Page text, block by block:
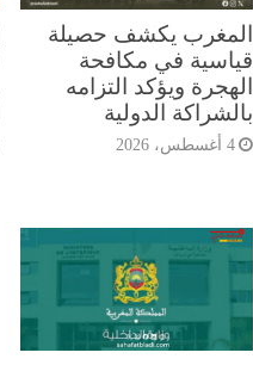
المغرب يكشف حصيلة
قياسية في مكافحة
الهجرة ويؤكد التزامه
بالشراكة الدولية
4 أغسطس، 2026